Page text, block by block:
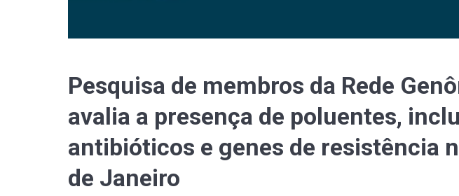
Pesquisa de membros da Rede
avalia a presença de poluentes,
antibióticos e genes de resistência
de Janeiro